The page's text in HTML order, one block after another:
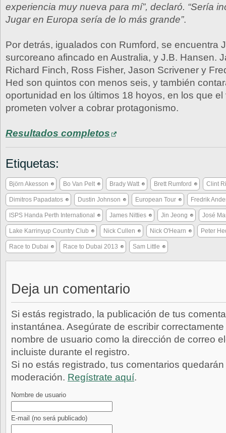
experiencia muy nueva para mí”, declaró. “Sería
Jugar en Europa sería de lo más grande”.
Por detrás, igualados con Rumford, se encuentra
surcoreano afincado en Australia, y J.B. Hansen.
Richard Finch, Ross Fisher, Jason Scrivener y
Hed son quintos con menos seis, y también
oportunidad en los últimos 18 hoyos, en los que el
prometen volver a cobrar protagonismo.
Resultados completos
Etiquetas:
Björn Akesson Bo Van Pelt Brady Watt Brett Rumford Clint
Dimitros Papadatos Dustin Johnson European Tour Fredrik
ISPS Handa Perth International James Nitties Jin Jeong José
Lake Karrinyup Country Club Nick Cullen Nick O'Hearn Peter
Race to Dubai Race to Dubai 2013 Sam Little
Deja un comentario
Si estás registrado, la publicación de tus
instantánea. Asegúrate de escribir
nombre de usuario como la dirección de correo
incluiste durante el registro.
Si no estás registrado, tus comentarios
moderación. Regístrate aquí.
Nombre de usuario
E-mail (no será publicado)